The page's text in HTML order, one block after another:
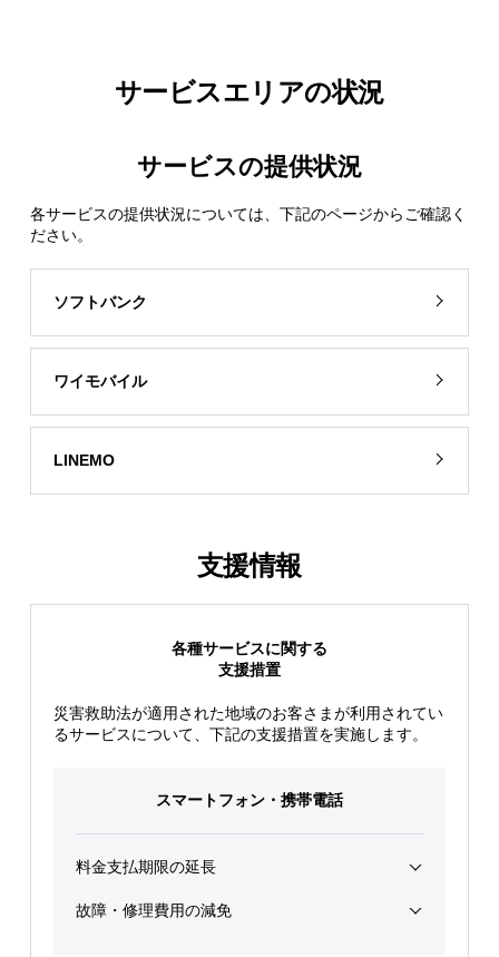
サービスエリアの状況
サービスの提供状況
各サービスの提供状況については、下記のページからご確認く
ださい。
ソフトバンク
ワイモバイル
LINEMO
支援情報
各種サービスに関する
支援措置
災害救助法が適用された地域のお客さまが利用されてい
るサービスについて、下記の支援措置を実施します。
スマートフォン・ 携帯電話
料金支払期限の延長
故障・修理費用の減免